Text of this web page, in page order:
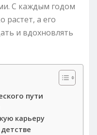
С каждым годом
растет, а его
и вдохновлять
пути
карьеру